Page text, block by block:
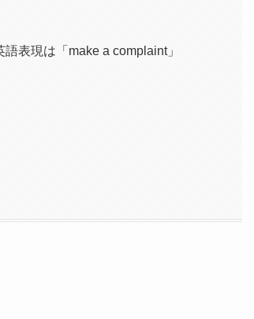
表現は「make a complaint」